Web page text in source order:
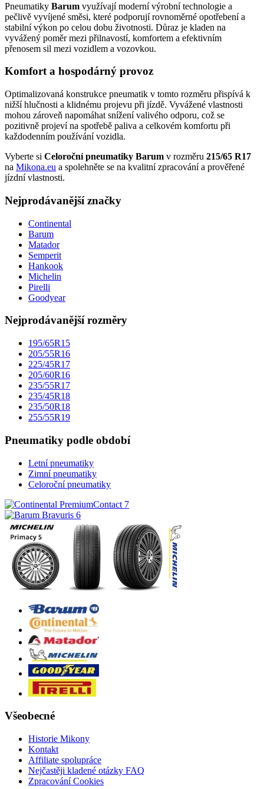
Pneumatiky Barum využívají moderní výrobní technologie a
pečlivě vyvíjené směsi, které podporují rovnoměrné opotřebení a
stabilní výkon po celou dobu životnosti. Důraz je kladen na
vyvážený poměr mezi přilnavostí, komfortem a efektivním
přenosem sil mezi vozidlem a vozovkou.
Komfort a hospodárný provoz
Optimalizovaná konstrukce pneumatik v tomto rozměru přispívá k
nižší hlučnosti a klidnému projevu při jízdě. Vyvážené vlastnosti
mohou zároveň napomáhat snížení valivého odporu, což se
pozitivně projeví na spotřebě paliva a celkovém komfortu při
každodenním používání vozidla.
Vyberte si Celoroční pneumatiky Barum v rozměru 215/65 R17
na Mikona.eu a spolehněte se na kvalitní zpracování a prověřené
jízdní vlastnosti.
Nejprodávanější značky
Continental
Barum
Matador
Semperit
Hankook
Michelin
Pirelli
Goodyear
Nejprodávanější rozměry
195/65R15
205/55R16
225/45R17
205/60R16
235/55R17
235/45R18
235/50R18
255/55R19
Pneumatiky podle období
Letní pneumatiky
Zimní pneumatiky
Celoroční pneumatiky
Všeobecné
Historie Mikony
Kontakt
Affiliate spolupráce
Nejčastěji kladené otázky FAQ
Zpracování Cookies